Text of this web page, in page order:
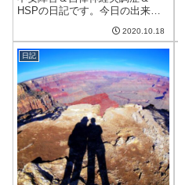
HSPの日記です。今日の出来事
低い。一気に冬になったようで
ちょっと調子が悪いような。一
気に変わるのはダメージが大き
いのでやめてほしい。午前中は
妻がねこを動物病...
2020.10.18
日記